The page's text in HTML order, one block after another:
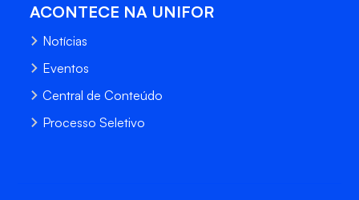
ACONTECE NA UNIFOR
Notícias
Eventos
Central de Conteúdo
Processo Seletivo